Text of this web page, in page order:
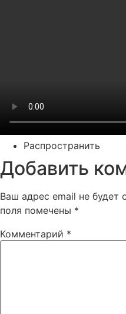
Распространить
Добавить
Ваш адрес email не будет
поля помечены *
Комментарий *